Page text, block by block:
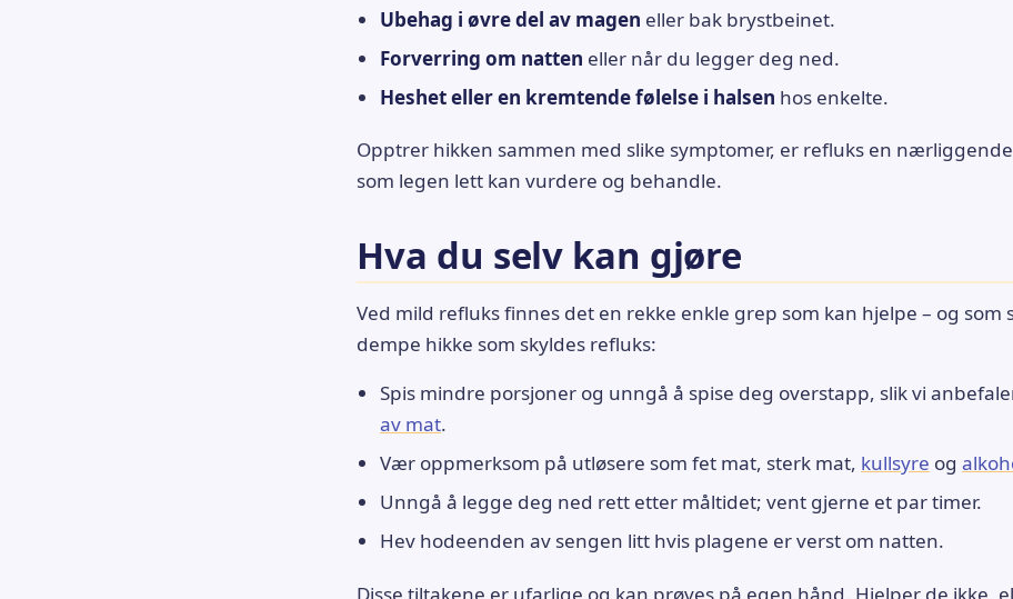
Ubehag i øvre del av magen eller bak brystbeinet.
Forverring om natten eller når du legger deg ned.
Heshet eller en kremtende følelse i halsen hos enkelte.
Opptrer hikken sammen med slike symptomer, er refluks en
som legen lett kan vurdere og behandle.
Hva du selv kan gjøre
Ved mild refluks finnes det en rekke enkle grep som kan hjelpe – og som
dempe hikke som skyldes refluks:
Spis mindre porsjoner og unngå å spise deg overstapp, slik vi
av mat.
Vær oppmerksom på utløsere som fet mat, sterk mat, kullsyre og
Unngå å legge deg ned rett etter måltidet; vent gjerne et par timer.
Hev hodeenden av sengen litt hvis plagene er verst om natten.
Disse tiltakene er ufarlige og kan prøves på egen hånd. Hjelper de ikke,